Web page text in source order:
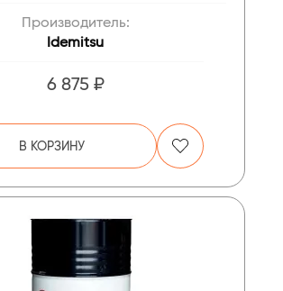
Производитель:
Idemitsu
6 875 ₽
В КОРЗИНУ